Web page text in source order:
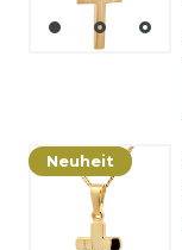
Neuheit